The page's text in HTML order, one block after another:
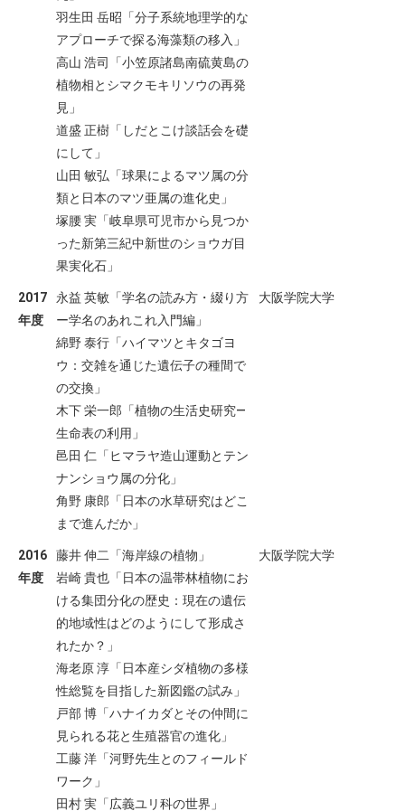
羽生田 岳昭「分子系統地理学的な
アプローチで探る海藻類の移入」
高山 浩司「小笠原諸島南硫黄島の
植物相とシマクモキリソウの再発
見」
道盛 正樹「しだとこけ談話会を礎
にして」
山田 敏弘「球果によるマツ属の分
類と日本のマツ亜属の進化史」
塚腰 実「岐阜県可児市から見つか
った新第三紀中新世のショウガ目
果実化石」
2017
年度
永益 英敏「学名の読み方・綴り方
ー学名のあれこれ入門編」
綿野 泰行「ハイマツとキタゴヨ
ウ：交雑を通じた遺伝子の種間で
の交換」
木下 栄一郎「植物の生活史研究―
生命表の利用」
邑田 仁「ヒマラヤ造山運動とテン
ナンショウ属の分化」
角野 康郎「日本の水草研究はどこ
まで進んだか」
大阪学院大学
2016
年度
藤井 伸二「海岸線の植物」
岩崎 貴也「日本の温帯林植物にお
ける集団分化の歴史：現在の遺伝
的地域性はどのようにして形成さ
れたか？」
海老原 淳「日本産シダ植物の多様
性総覧を目指した新図鑑の試み」
戸部 博「ハナイカダとその仲間に
見られる花と生殖器官の進化」
工藤 洋「河野先生とのフィールド
ワーク」
田村 実「広義ユリ科の世界」
大阪学院大学